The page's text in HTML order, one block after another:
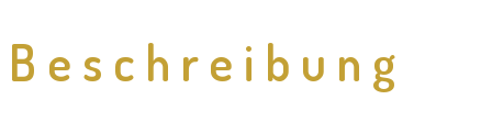
Beschreibung